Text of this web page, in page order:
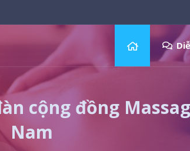
cộng đồng
Nam